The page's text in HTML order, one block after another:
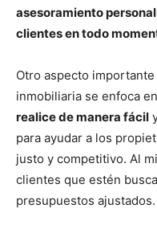
asesoramiento
clientes en todo
Otro aspecto
inmobiliaria se enfoca en
realice de manera fácil
para ayudar a los
justo y competitivo. Al
clientes que estén
presupuestos ajustados.